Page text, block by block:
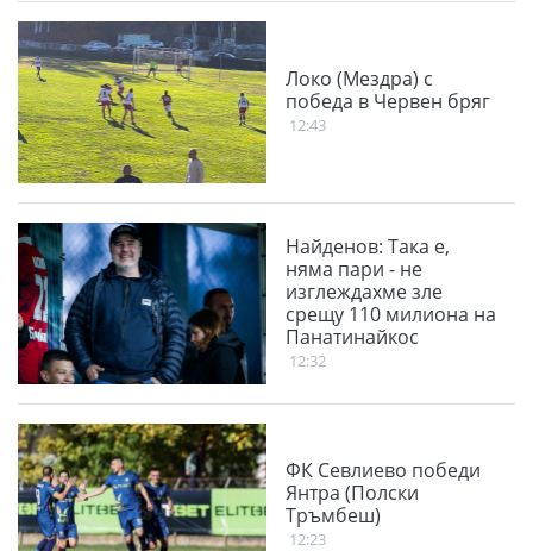
Локо (Мездра) с
победа в Червен бряг
12:43
Найденов: Така е,
няма пари - не
изглеждахме зле
срещу 110 милиона на
Панатинайкос
12:32
ФК Севлиево победи
Янтра (Полски
Тръмбеш)
12:23